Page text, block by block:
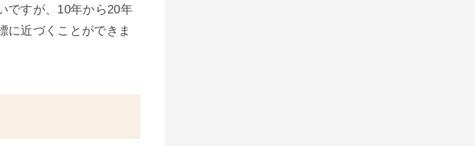
ですが、10年から20年
に近づくことができま